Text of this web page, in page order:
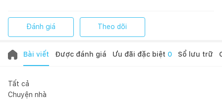
Đánh giá Theo dõi
Bài viết Được đánh giá Ưu đãi đặc biệt 0 Sổ lưu trữ
Tất cả
Chuyện nhà